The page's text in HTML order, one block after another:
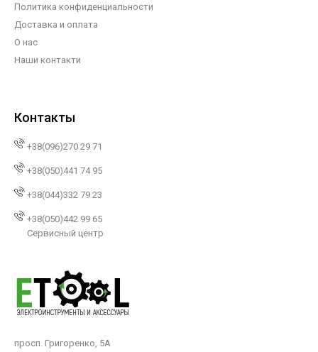
Политика конфиденциальности
Доставка и оплата
О нас
Наши контакти
Контакты
+38(096)270 29 71
+38(050)441 74 95
+38(044)332 79 23
+38(050)442 99 65
Сервисный центр
просп. Григоренко, 5А